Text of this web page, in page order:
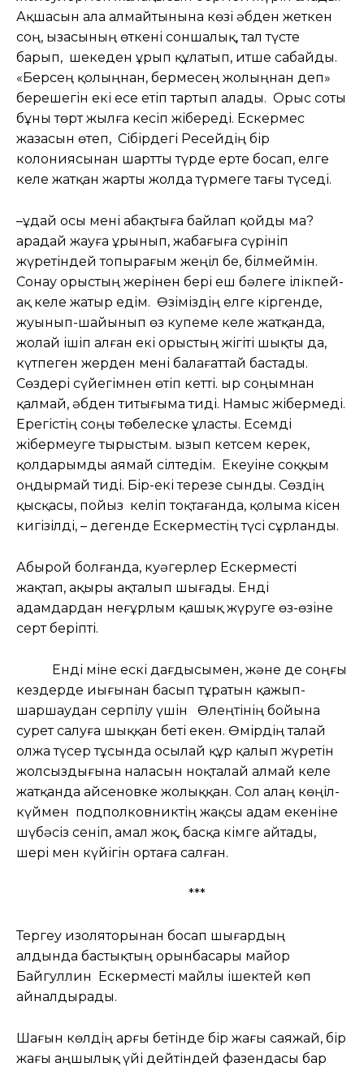
Ақшасын ала алмайтынына көзі әбден жеткен
соң, ызасының өткені соншалық, тал түсте
барып, шекеден ұрып құлатып, итше сабайды.
«Берсең қолыңнан, бермесең жолыңнан деп»
берешегін екі есе етіп тартып алады. Орыс соты
бұны төрт жылға кесіп жібереді. Ескермес
жазасын өтеп, Сібірдегі Ресейдің бір
колониясынан шартты түрде ерте босап, елге
келе жатқан жарты жолда түрмеге тағы түседі.
–Құдай осы мені абақтыға байлап қойды ма?
Қарадай жауға ұрынып, жабағыға сүрініп
жүретіндей топырағым жеңіл бе, білмеймін.
Сонау орыстың жерінен бері еш бәлеге ілікпей-
ақ келе жатыр едім. Өзіміздің елге кіргенде,
жуынып-шайынып өз купеме келе жатқанда,
жолай ішіп алған екі орыстың жігіті шықты да,
күтпеген жерден мені балағаттай бастады.
Сөздері сүйегімнен өтіп кетті. Қыр соңымнан
қалмай, әбден титығыма тиді. Намыс жібермеді.
Ерегістің соңы төбелеске ұласты. Есемді
жібермеуге тырыстым. Қызып кетсем керек,
қолдарымды аямай сілтедім. Екеуіне соққым
оңдырмай тиді. Бір-екі терезе сынды. Сөздің
қысқасы, пойыз келіп тоқтағанда, қолыма кісен
кигізілді, – дегенде Ескерместің түсі сұрланды.
Абырой болғанда, куәгерлер Ескерместі
жақтап, ақыры ақталып шығады. Енді
адамдардан неғұрлым қашық жүруге өз-өзіне
серт беріпті.
Енді міне ескі дағдысымен, және де соңғы
кездерде иығынан басып тұратын қажып-
шаршаудан серпілу үшін Өлеңтінің бойына
сурет салуға шыққан беті екен. Өмірдің талай
олжа түсер тұсында осылай құр қалып жүретін
жолсыздығына наласын ноқталай алмай келе
жатқанда Қайсеновке жолыққан. Сол алаң көңіл-
күймен подполковниктің жақсы адам екеніне
шүбәсіз сеніп, амал жоқ, басқа кімге айтады,
шері мен күйігін ортаға салған.
***
Тергеу изоляторынан босап шығардың
алдында бастықтың орынбасары майор
Байгуллин Ескерместі майлы ішектей көп
айналдырады.
Шағын көлдің арғы бетінде бір жағы саяжай, бір
жағы аңшылық үйі дейтіндей фазендасы бар